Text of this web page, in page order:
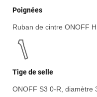
Poignées
Ruban de cintre ONOFF
Tige de selle
ONOFF S3 0-R, diamètre